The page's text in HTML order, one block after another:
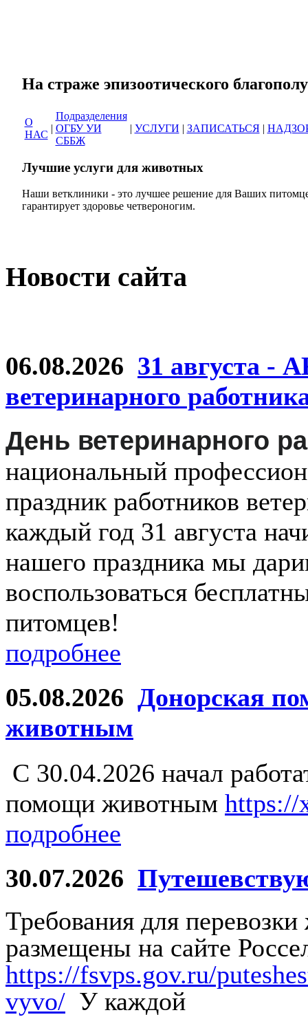
На страже
О
НАС
|
Подразделения
ОГБУ УИ
СББЖ
| УСЛУГИ | ЗАПИСАТЬСЯ |
Лучшие услуги для животных
Наши ветклиники - это лучшее решение для Ваших
гарантирует здоровье четвероногим.
Новости сайта
06.08.2026 31 августа -
ветеринарного
День ветеринарного
национальный
праздник работников
каждый год 31 августа
нашего праздника мы
воспользоваться
питомцев!
подробнее
05.08.2026 Донорская
животным
С 30.04.2026 начал
помощи животным https://
подробнее
30.07.2026
Требования для
размещены на сайте
https://fsvps.gov.ru/
vyvo/ У каждой